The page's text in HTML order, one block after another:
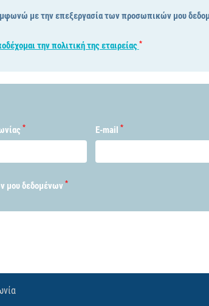
με την επεξεργασία των προσωπικών μου
την πολιτική της εταιρείας *
* E-mail *
μου δεδομένων *